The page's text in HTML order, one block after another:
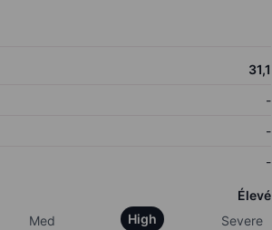
31,1
-
-
-
Élevé
Med
High Severe